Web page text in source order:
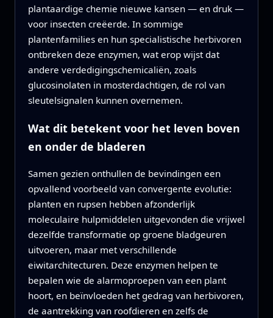
plantaardige chemie nieuwe kansen — en druk —
voor insecten creëerde. In sommige
plantenfamilies en hun specialistische herbivoren
ontbreken deze enzymen, wat erop wijst dat
andere verdedigingschemicaliën, zoals
glucosinolaten in mosterdachtigen, de rol van
sleutelsignalen kunnen overnemen.
Wat dit betekent voor het leven boven
en onder de bladeren
Samen gezien onthullen de bevindingen een
opvallend voorbeeld van convergente evolutie:
planten en rupsen hebben afzonderlijk
moleculaire hulpmiddelen uitgevonden die vrijwel
dezelfde transformatie op groene bladgeuren
uitvoeren, maar met verschillende
eiwitarchitecturen. Deze enzymen helpen te
bepalen wie de alarmoproepen van een plant
hoort, en beïnvloeden het gedrag van herbivoren,
de aantrekking van roofdieren en zelfs de